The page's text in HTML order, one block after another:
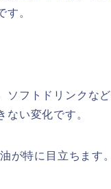
す。
ソフトドリンクな
ない変化です。
が特に目立ちます。